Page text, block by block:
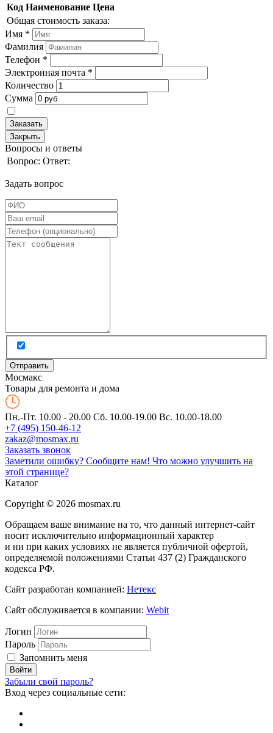
Код Наименование Цена
Общая стоимость заказа:
Имя *
Фамилия
Телефон *
Электронная почта *
Количество
Сумма
Заказать
Закрыть
Вопросы и ответы
Вопрос: Ответ:
Задать вопрос
Мосмакс
Товары для ремонта и дома
Пн.-Пт. 10.00 - 20.00 Сб. 10.00-19.00 Вс. 10.00-18.00
+7 (495) 150-46-12
zakaz@mosmax.ru
Заказать звонок
Заметили ошибку? Сообщите нам! Что можно улучшить на
этой странице?
Каталог
Copyright © 2026 mosmax.ru
Обращаем ваше внимание на то, что данный интернет-сайт
носит исключительно информационный характер
и ни при каких условиях не является публичной офертой,
определяемой положениями Статьи 437 (2) Гражданского
кодекса РФ.
Сайт разработан компанией: Нетекс
Сайт обслуживается в компании: Webit
Логин
Пароль
Запомнить меня
Забыли свой пароль?
Вход через социальные сети: